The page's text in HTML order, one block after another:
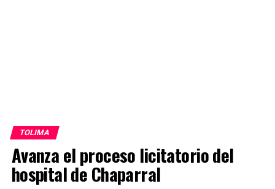
TOLIMA
Avanza el proceso licitatorio del
hospital de Chaparral